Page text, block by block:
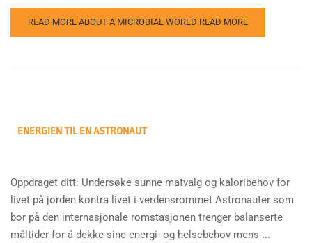
READ MORE ABOUT A MICROBIAL WORLD READ MORE
ENERGIEN TIL EN ASTRONAUT
Oppdraget ditt: Undersøke sunne matvalg og kaloribehov for
livet på jorden kontra livet i verdensrommet Astronauter som
bor på den internasjonale romstasjonen trenger balanserte
måltider for å dekke sine energi- og helsebehov mens ...